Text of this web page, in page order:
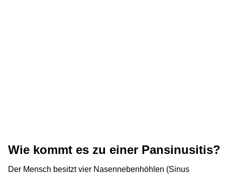
Wie kommt es zu einer Pansinusitis?
Der Mensch besitzt vier Nasennebenhöhlen (Sinus